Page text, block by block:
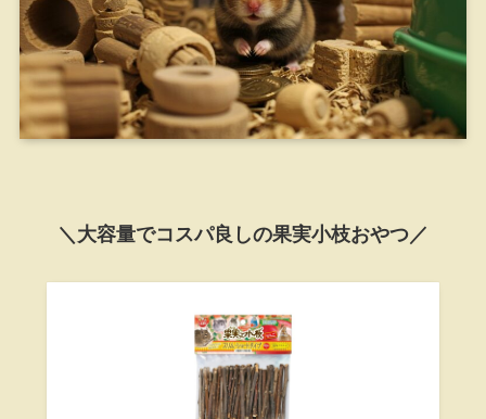
＼大容量でコスパ良しの果実小枝おやつ／